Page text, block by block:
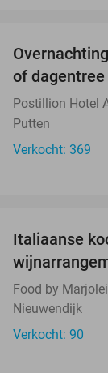
of
Postillion Hotel
Putten
Verkocht: 369
Italiaanse
Food by
Nieuwendijk
Verkocht: 90